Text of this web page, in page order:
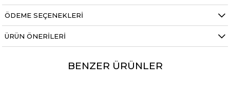
ÖDEME SEÇENEKLERI
ÜRÜN ÖNERILERI
BENZER ÜRÜNLER